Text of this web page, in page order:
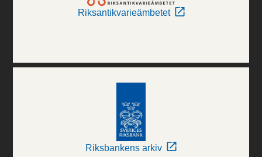
Riksantikvarieämbetet
Riksbankens arkiv